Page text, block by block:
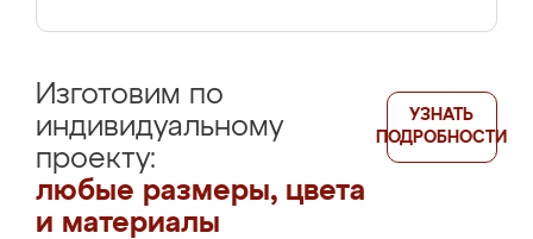
Изготовим по
индивидуальному
проекту:
любые размеры, цвета
и материалы
УЗНАТЬ
ПОДРОБНОСТИ